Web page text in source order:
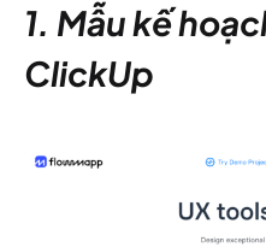
1. Mẫu kế
ClickUp